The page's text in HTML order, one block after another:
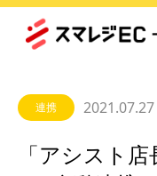
連携 2021.07.27
「アシスト